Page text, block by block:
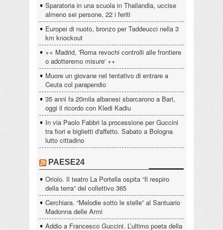
Sparatoria in una scuola in Thailandia, uccise
almeno sei persone, 22 i feriti
Europei di nuoto, bronzo per Taddeucci nella 3
km knockout
++ Madrid, 'Roma revochi controlli alle frontiere
o adotteremo misure' ++
Muore un giovane nel tentativo di entrare a
Ceuta col parapendio
35 anni fa 20mila albanesi sbarcarono a Bari,
oggi il ricordo con Kledi Kadiu
In via Paolo Fabbri la processione per Guccini
tra fiori e biglietti d'affetto. Sabato a Bologna
lutto cittadino
PAESE24
Oriolo. Il teatro La Portella ospita “Il respiro
della terra” del collettivo 365
Cerchiara. “Melodie sotto le stelle” al Santuario
Madonna delle Armi
Addio a Francesco Guccini. L’ultimo poeta della